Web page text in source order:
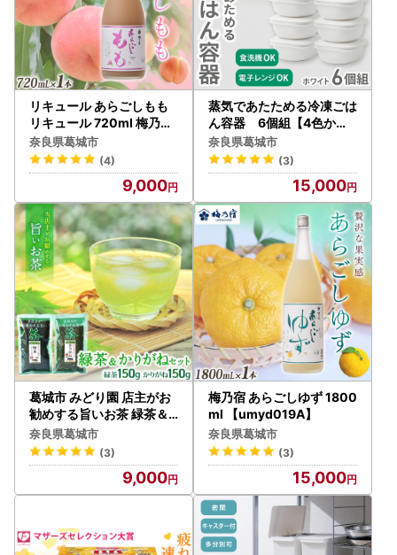
リキュール あらごしもも
リキュール 720ml 梅乃宿
【umyd011A】
奈良県葛城市
(4)
9,000
蒸気であたためる冷凍ごは
ん容器 6個組【4色から
好きなカラーを選べる】
ホワイト 【like092-1】
奈良県葛城市
(3)
15,000
葛城市 みどり園 店主がお
勧めする旨いお茶 緑茶＆
かりがねセット ／ 道の駅
かつらぎ 奈良県【ekik00
2A】
奈良県葛城市
(3)
9,000
梅乃宿 あらごしゆず 1800
ml 【umyd019A】
奈良県葛城市
(3)
15,000